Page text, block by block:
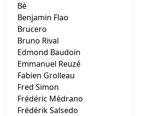
Bé
Benjamin Flao
Brucero
Bruno Rival
Edmond Baudoin
Emmanuel Reuzé
Fabien Grolleau
Fred Simon
Frédéric Médrano
Frédérik Salsedo